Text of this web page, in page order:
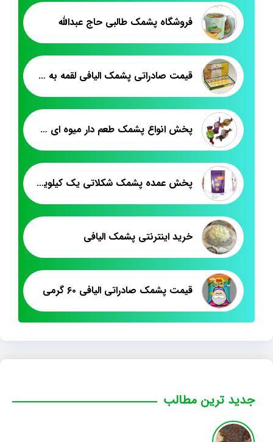
فروشگاه پشمک طالبی حاج عبدالله
قیمت صادراتی پشمک الیافی لقمه به سوریه
پخش انواع پشمک طعم دار میوه ای حاج عبدالله
پخش عمده پشمک شکلاتی یک کیلویی پرتقالی طالبی
خرید اینترنتی پشمک الیافی
قیمت پشمک صادراتی الیافی ۶۰ گرمی
جدید ترین مطالب